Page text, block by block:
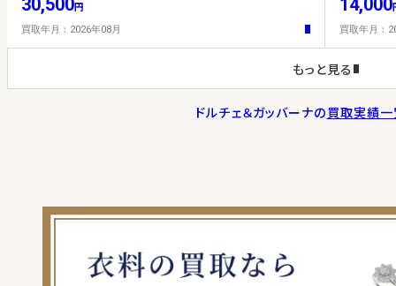
30,500円
買取年月：2026年08月
14,000
買取年月：
もっと見る
ドルチェ＆ガッバーナの買取実績一